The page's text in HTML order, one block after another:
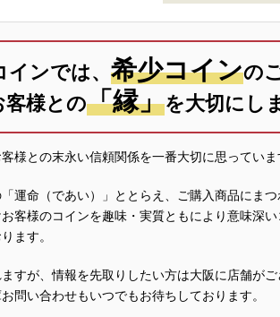
ンでは、 希少コインの
客様との「縁」を大切にし
様との末永い信頼関係を一番大切に思っていま
運命（であい）」ととらえ、ご購入商品にま
客様のコインを趣味・実質ともにより意味深
ます。
すが、情報を先取りしたい方は大阪に店舗が
問い合わせもいつでもお待ちしております。